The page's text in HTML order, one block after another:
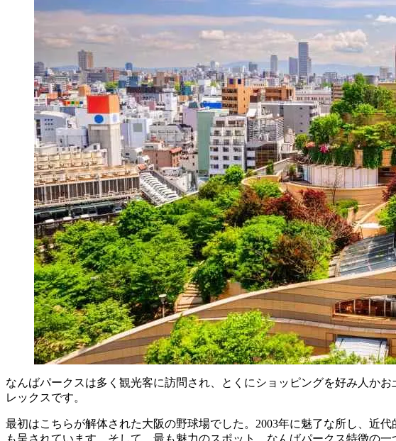
なんばパークスは多く観光客に訪問され、とくにショッピングを好み人か
レックスです。
最初はこちらが解体された大阪の野球場でした。2003年に魅了な所し、近
も呈されています。そして、最も魅力のスポット、なんばパークス特徴の一